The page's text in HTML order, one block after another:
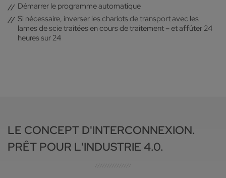
Démarrer le programme automatique
Si nécessaire, inverser les chariots de transport avec les
lames de scie traitées en cours de traitement – et affûter 24
heures sur 24
LE CONCEPT D'INTERCONNEXION.
PRÊT POUR L'INDUSTRIE 4.0.